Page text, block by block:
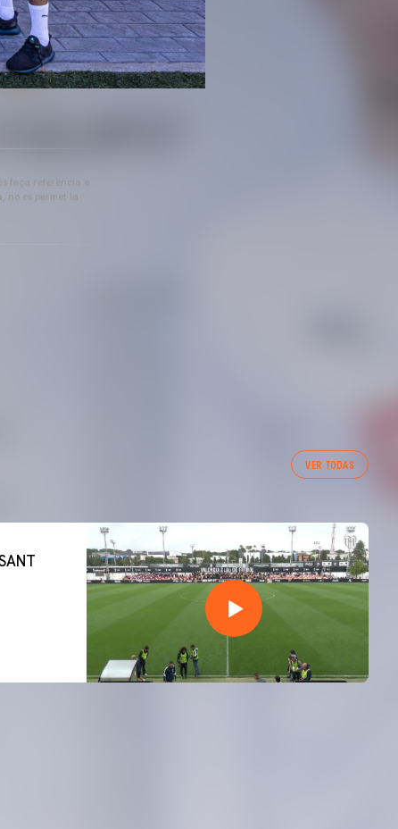
faça referència a
no es permet la
VER TODAS